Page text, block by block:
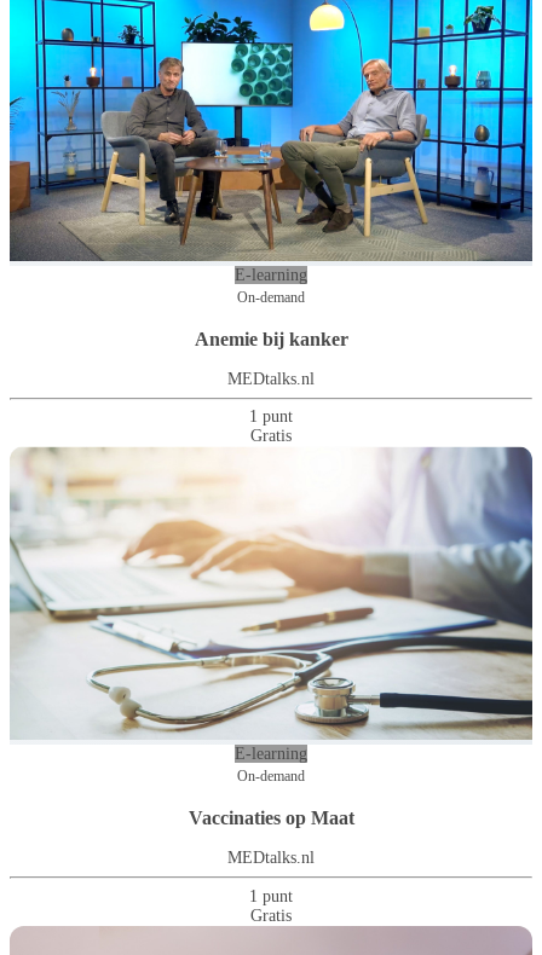
E-learning
On-demand
Anemie bij kanker
MEDtalks.nl
1 punt
Gratis
E-learning
On-demand
Vaccinaties op Maat
MEDtalks.nl
1 punt
Gratis